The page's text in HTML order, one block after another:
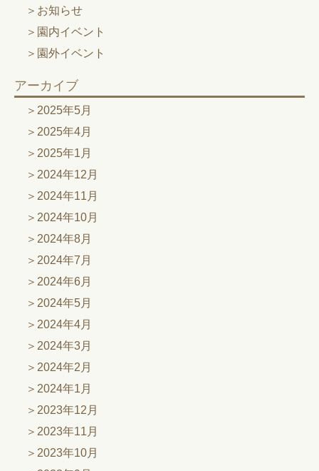
お知らせ
園内イベント
園外イベント
アーカイブ
2025年5月
2025年4月
2025年1月
2024年12月
2024年11月
2024年10月
2024年8月
2024年7月
2024年6月
2024年5月
2024年4月
2024年3月
2024年2月
2024年1月
2023年12月
2023年11月
2023年10月